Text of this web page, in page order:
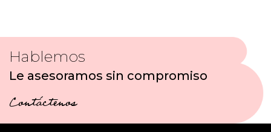
Hablemos
Le asesoramos sin compromiso
Contáctenos